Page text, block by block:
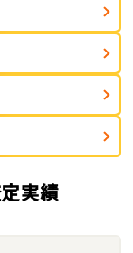
実績